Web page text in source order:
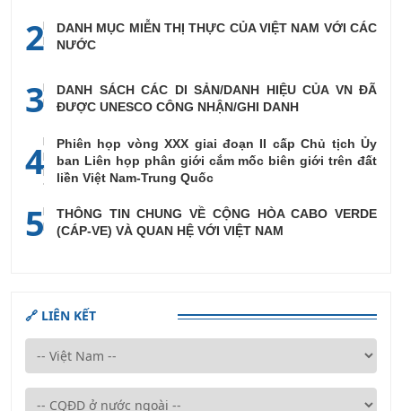
2
DANH MỤC MIỄN THỊ THỰC CỦA VIỆT NAM VỚI CÁC
NƯỚC
3
DANH SÁCH CÁC DI SẢN/DANH HIỆU CỦA VN ĐÃ
ĐƯỢC UNESCO CÔNG NHẬN/GHI DANH
4
Phiên họp vòng XXX giai đoạn II cấp Chủ tịch Ủy
ban Liên họp phân giới cắm mốc biên giới trên đất
liền Việt Nam-Trung Quốc
5
THÔNG TIN CHUNG VỀ CỘNG HÒA CABO VERDE
(CÁP-VE) VÀ QUAN HỆ VỚI VIỆT NAM
🔗 LIÊN KẾT